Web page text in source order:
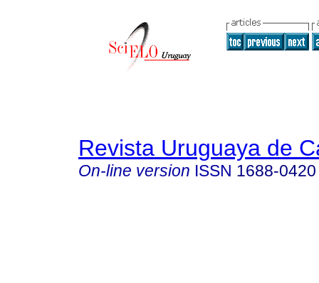
Revista Uruguaya de
On-line version ISSN 1688-0420